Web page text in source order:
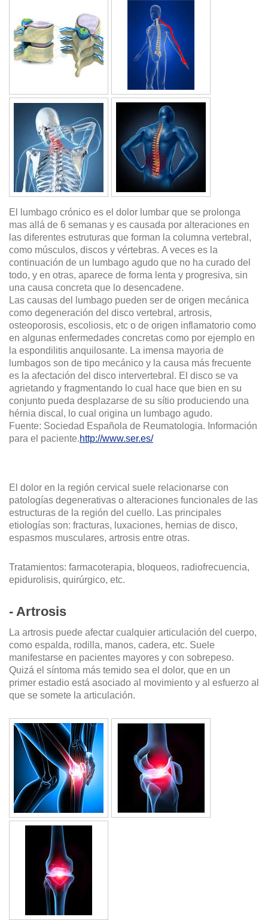
El lumbago crónico es el dolor lumbar que se prolonga
mas allá de 6 semanas y es causada por alteraciones en
las diferentes estruturas que forman la columna vertebral,
como músculos, discos y vértebras. A veces es la
continuación de un lumbago agudo que no ha curado del
todo, y en otras, aparece de forma lenta y progresiva, sin
una causa concreta que lo desencadene.
Las causas del lumbago pueden ser de origen mecánica
como degeneración del disco vertebral, artrosis,
osteoporosis, escoliosis, etc o de origen inflamatorio como
en algunas enfermedades concretas como por ejemplo en
la espondilitis anquilosante. La imensa mayoria de
lumbagos son de tipo mecánico y la causa más frecuente
es la afectación del disco intervertebral. El disco se va
agrietando y fragmentando lo cual hace que bien en su
conjunto pueda desplazarse de su sítio produciendo una
hérnia discal, lo cual origina un lumbago agudo.
Fuente: Sociedad Española de Reumatologia. Información
para el paciente.http://www.ser.es/
El dolor en la región cervical suele relacionarse con
patologías degenerativas o alteraciones funcionales de las
estructuras de la región del cuello. Las principales
etiologías son: fracturas, luxaciones, hernias de disco,
espasmos musculares, artrosis entre otras.
Tratamientos: farmacoterapia, bloqueos, radiofrecuencia,
epidurolisis, quirúrgico, etc.
- Artrosis
La artrosis puede afectar cualquier articulación del cuerpo,
como espalda, rodilla, manos, cadera, etc. Suele
manifestarse en pacientes mayores y con sobrepeso.
Quizá el síntoma más temido sea el dolor, que en un
primer estadio está asociado al movimiento y al esfuerzo al
que se somete la articulación.